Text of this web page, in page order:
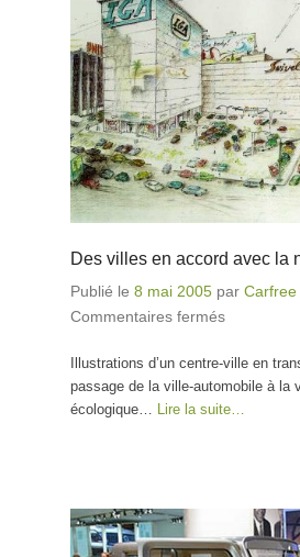
Des villes en accord avec la
Publié le 8 mai 2005 par Carfree
Commentaires fermés
Illustrations d’un centre-ville en
passage de la ville-automobile à la
écologique… Lire la suite…